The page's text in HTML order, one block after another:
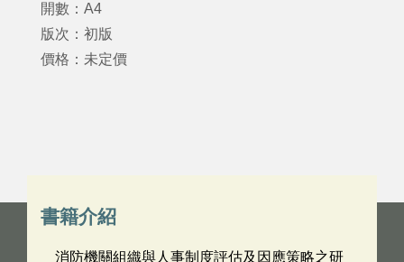
開數：A4
版次：初版
價格：未定價
書籍介紹
消防機關組織與人事制度評估及因應策略之研